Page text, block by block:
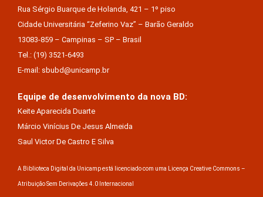
Rua Sérgio Buarque de Holanda, 421 – 1º piso
Cidade Universitária “Zeferino Vaz” – Barão Geraldo
13083-859 – Campinas – SP – Brasil
Tel.: (19) 3521-6493
E-mail: sbubd@unicamp.br
Equipe de desenvolvimento da nova BD:
Keite Aparecida Duarte
Márcio Vinícius De Jesus Almeida
Saul Victor De Castro E Silva
A Biblioteca Digital da Unicamp está licenciado com uma Licença Creative Commons –
Atribuição Sem Derivações 4.0 Internacional